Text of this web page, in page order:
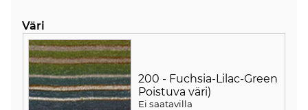
Väri
200 - Fuchsia-Lilac-Green
Poistuva väri)
Ei saatavilla